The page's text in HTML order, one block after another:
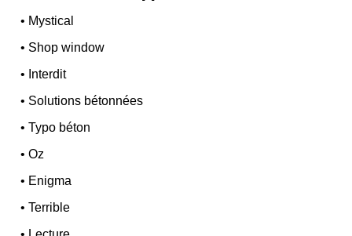
• Mystical
• Shop window
• Interdit
• Solutions bétonnées
•Typo béton
•Oz
• Enigma
•Terrible